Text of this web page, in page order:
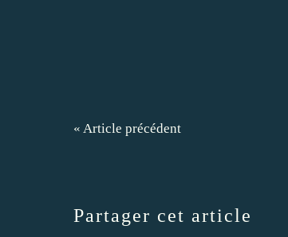
« Article précédent
Partager cet article